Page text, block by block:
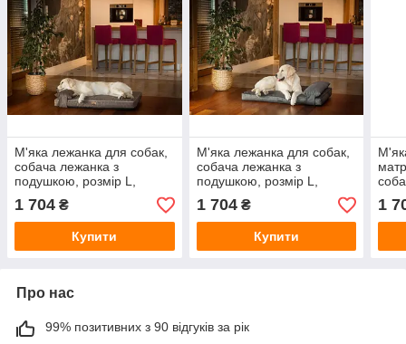
М'яка лежанка для собак,
собача лежанка з
подушкою, розмір L,
коричневий колір
1 704 ₴
Купити
М'яка лежанка для собак,
собача лежанка з
подушкою, розмір L,
графіт
1 704₴
Купити
1
Про нас
99% позитивних з 90 відгуків за рік